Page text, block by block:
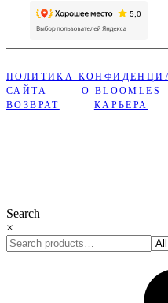
ПОЛИТИКА
САЙТА
О BLOOMLES
ВОЗВРАТ
КАРЬЕРА
Search
×